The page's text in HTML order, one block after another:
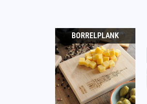
BORRELPLANK